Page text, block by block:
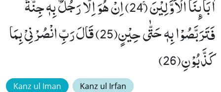
اٰبَآىٕنَا الْاَوَّلِیْنَۚ (24) اِنْ هُوَ اِلَّا رَجُلٌۢ بِهٖ جِنَّةٌ
فَتَرَبَّصُوْا بِهٖ حَتّٰى حِیْنٍ(25) قَالَ رَبِّ انْصُرْنِیْ بِمَا
كَذَّبُوْنِ(26)
Kanz ul Iman Kanz ul Irfan